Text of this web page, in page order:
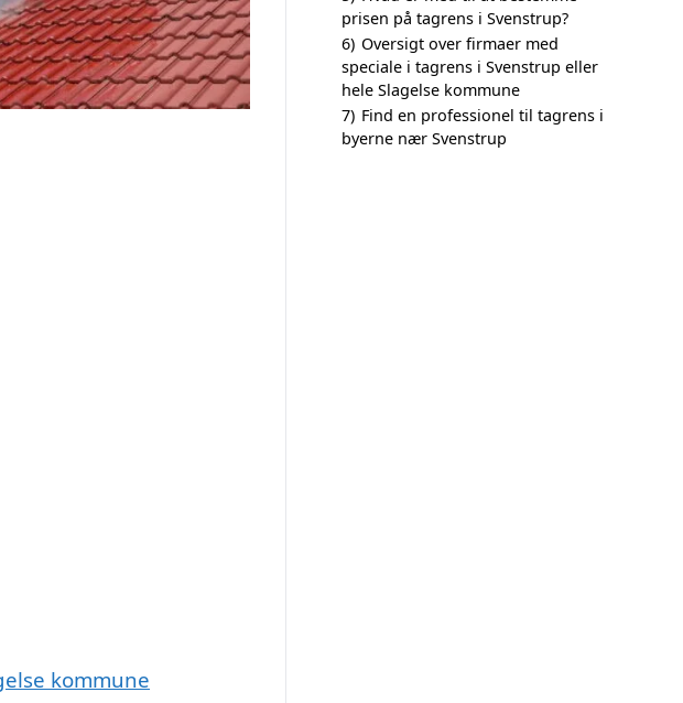
kommune
prisen på tagrens i Svenstrup?
6) Oversigt over firmaer med
speciale i tagrens i Svenstrup eller
hele Slagelse kommune
7) Find en professionel til tagrens i
byerne nær Svenstrup